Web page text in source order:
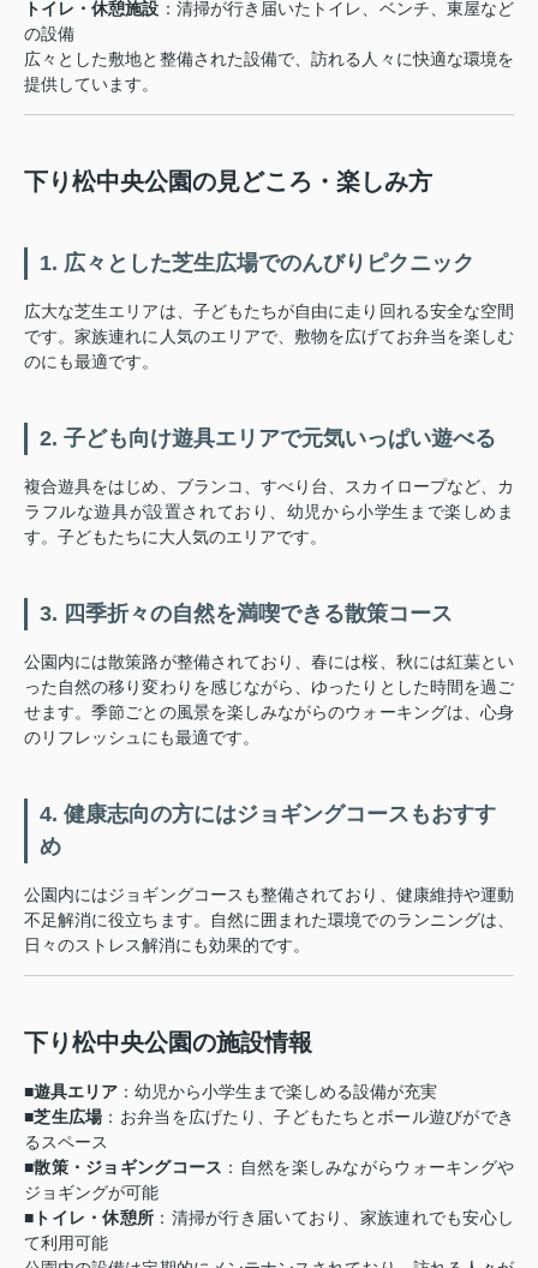
トイレ・休憩施設 ：清掃が行き届いたトイレ、ベンチ、東屋など
の設備
広々とした敷地と整備された設備で、訪れる人々に快適な環境を
提供しています。
下り松中央公園の見どころ・楽しみ方
1. 広々とした芝生広場でのんびりピクニック
広大な芝生エリアは、子どもたちが自由に走り回れる安全な空間
です。家族連れに人気のエリアで、敷物を広げてお弁当を楽しむ
のにも最適です。
2. 子ども向け遊具エリアで元気いっぱい遊べる
複合遊具をはじめ、ブランコ、すべり台、スカイロープなど、カ
ラフルな遊具が設置されており、幼児から小学生まで楽しめま
す。子どもたちに大人気のエリアです。
3. 四季折々の自然を満喫できる散策コース
公園内には散策路が整備されており、春には桜、秋には紅葉とい
った自然の移り変わりを感じながら、ゆったりとした時間を過ご
せます。季節ごとの風景を楽しみながらのウォーキングは、心身
のリフレッシュにも最適です。
4. 健康志向の方にはジョギングコースもおすす
め
公園内にはジョギングコースも整備されており、健康維持や運動
不足解消に役立ちます。自然に囲まれた環境でのランニングは、
日々のストレス解消にも効果的です。
下り松中央公園の施設情報
■遊具エリア ：幼児から小学生まで楽しめる設備が充実
■芝生広場：お弁当を広げたり、子どもたちとボール遊びができ
るスペース
■散策・ジョギングコース ：自然を楽しみながらウォーキングや
ジョギングが可能
■ トイレ・休憩所 ：清掃が行き届いており、家族連れでも安心し
て利用可能